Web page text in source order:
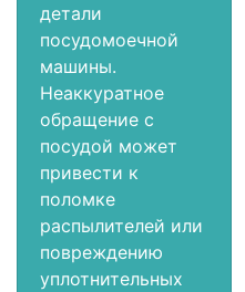
детали
посудомоечной
машины.
Неаккуратное
обращение с
посудой может
привести к
поломке
распылителей или
повреждению
уплотнительных